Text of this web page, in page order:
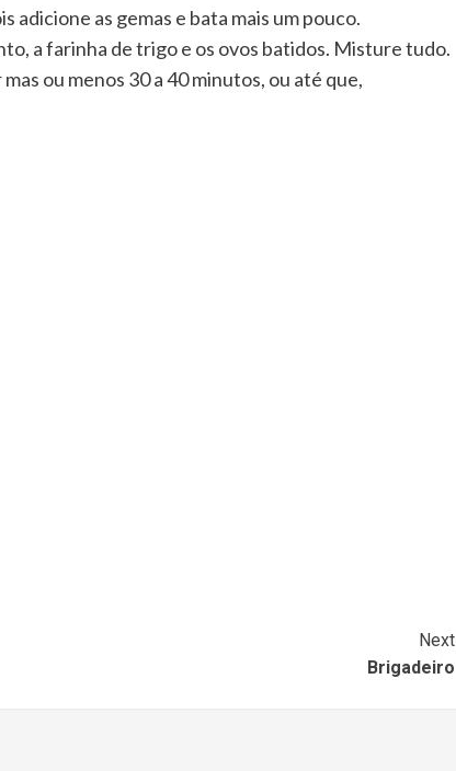
adicione as gemas e bata mais um pouco.
a farinha de trigo e os ovos batidos. Misture tudo.
ou menos 30 a 40 minutos, ou até que,
Next
Brigadeiro